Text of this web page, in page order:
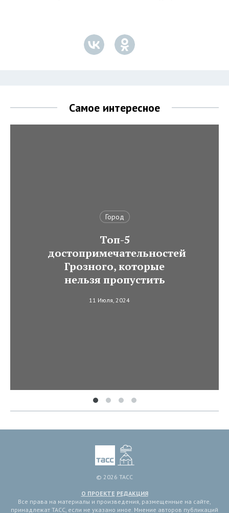
Самое интересное
Город
Топ-5
достопримечательностей
Грозного, которые
нельзя пропустить
11 Июля, 2024
© 2026 ТАСС
О ПРОЕКТЕ РЕДАКЦИЯ
Все права на материалы и произведения, размещенные на сайте,
принадлежат ТАСС, если не указано иное. Мнение авторов публикаций